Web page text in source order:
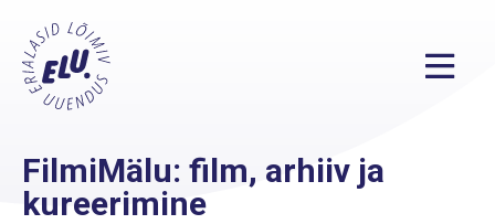
FilmiMälu: film, arhiiv ja
kureerimine